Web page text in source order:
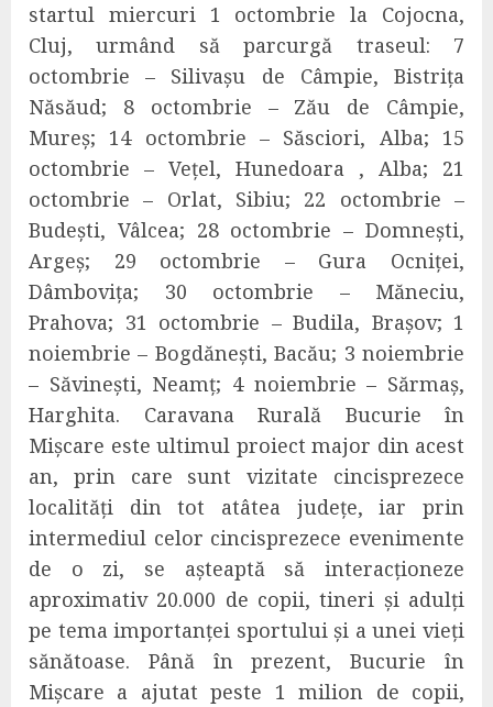
startul miercuri 1 octombrie la Cojocna,
Cluj, urmând să parcurgă traseul: 7
octombrie – Silivașu de Câmpie, Bistrița
Năsăud; 8 octombrie – Zău de Câmpie,
Mureș; 14 octombrie – Săsciori, Alba; 15
octombrie – Vețel, Hunedoara , Alba; 21
octombrie – Orlat, Sibiu; 22 octombrie –
Budești, Vâlcea; 28 octombrie – Domnești,
Argeș; 29 octombrie – Gura Ocniței,
Dâmbovița; 30 octombrie – Măneciu,
Prahova; 31 octombrie – Budila, Brașov; 1
noiembrie – Bogdănești, Bacău; 3 noiembrie
– Săvinești, Neamț; 4 noiembrie – Sărmaș,
Harghita. Caravana Rurală Bucurie în
Mișcare este ultimul proiect major din acest
an, prin care sunt vizitate cincisprezece
localități din tot atâtea județe, iar prin
intermediul celor cincisprezece evenimente
de o zi, se așteaptă să interacționeze
aproximativ 20.000 de copii, tineri și adulți
pe tema importanței sportului și a unei vieți
sănătoase. Până în prezent, Bucurie în
Mișcare a ajutat peste 1 milion de copii,